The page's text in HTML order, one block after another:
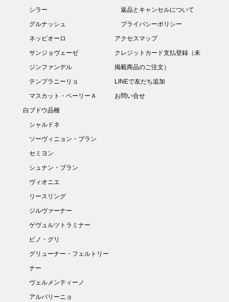
シラー
グルナッシュ
ネッビオーロ
サンジョヴェーゼ
ジンファンデル
テンプラニーリョ
マスカット・ベーリーＡ
白ブドウ品種
シャルドネ
ソーヴィニョン・ブラン
セミヨン
シュナン・ブラン
ヴィオニエ
リースリング
ジルヴァーナー
ゲヴュルツトラミナー
ピノ・グリ
グリューナー・フェルトリー
ナー
ヴェルメンティーノ
アルバリーニョ
返品とキャンセルについて
プライバシーポリシー
アクセスマップ
クレジットカード支払登録（未
掲載商品のご注文）
LINEで友だち追加
お問い合せ